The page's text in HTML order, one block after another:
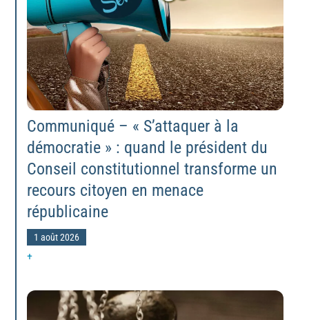
Communiqué – « S’attaquer à la
démocratie » : quand le président du
Conseil constitutionnel transforme un
recours citoyen en menace
républicaine
1 août 2026
+